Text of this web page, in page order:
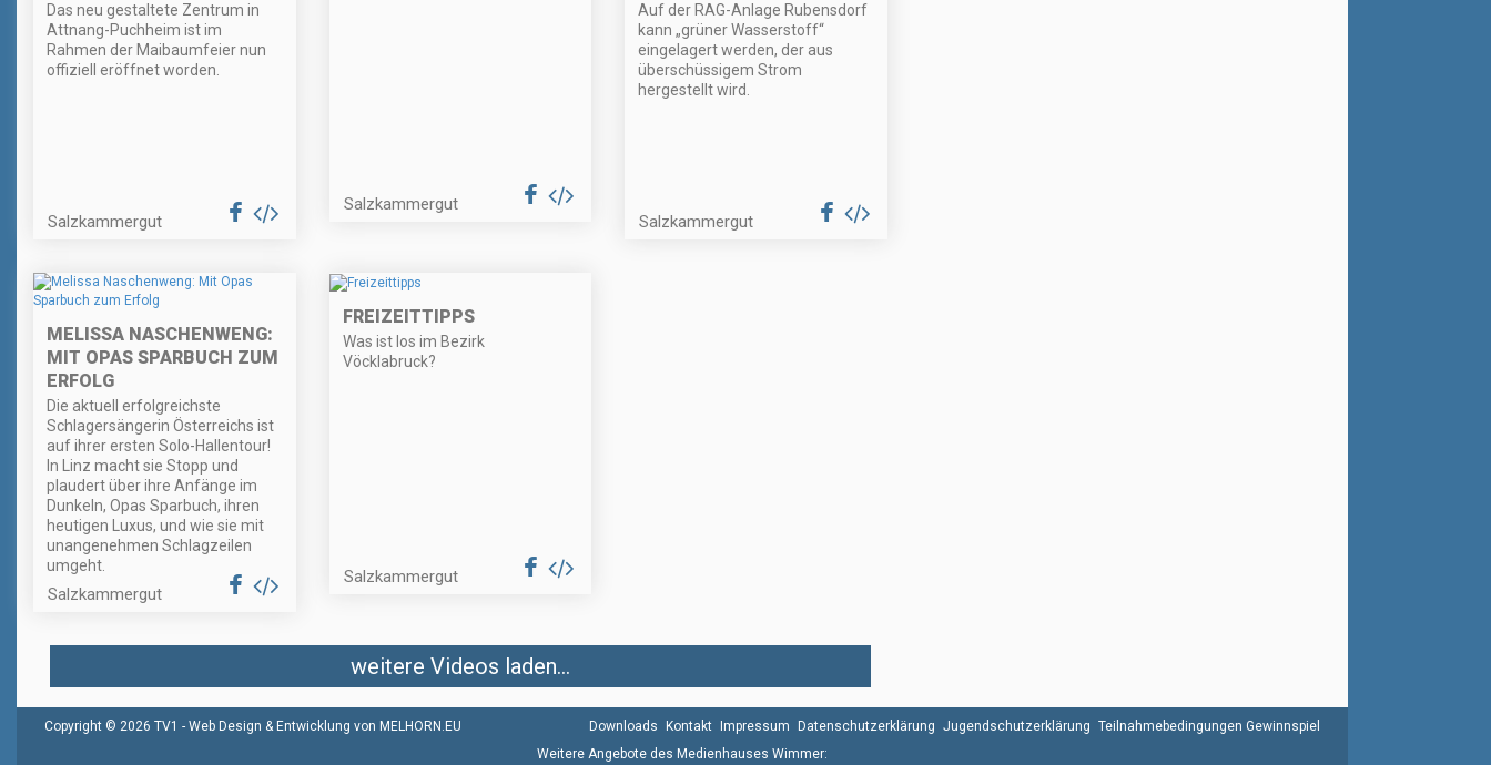
Das neu gestaltete Zentrum in
Attnang-Puchheim ist im
Rahmen der Maibaumfeier nun
offiziell eröffnet worden.
Salzkammergut
Salzkammergut
Auf der RAG-Anlage Rubensdorf
kann „grüner Wasserstoff“
eingelagert werden, der aus
überschüssigem Strom
hergestellt wird.
Salzkammergut
MELISSA NASCHENWENG:
MIT OPAS SPARBUCH ZUM
ERFOLG
Die aktuell erfolgreichste
Schlagersängerin Österreichs ist
auf ihrer ersten Solo-Hallentour!
In Linz macht sie Stopp und
plaudert über ihre Anfänge im
Dunkeln, Opas Sparbuch, ihren
heutigen Luxus, und wie sie mit
unangenehmen Schlagzeilen
umgeht.
Salzkammergut
FREIZEITTIPPS
Was ist los im Bezirk
Vöcklabruck?
Salzkammergut
weitere Videos laden...
Copyright © 2026 TV1 - Web Design & Entwicklung von MELHORN.EU Downloads Kontakt Impressum Datenschutzerklärung Jugendschutzerklärung Teilnahmebedingungen Gewinnspiel
Weitere Angebote des Medienhauses Wimmer: